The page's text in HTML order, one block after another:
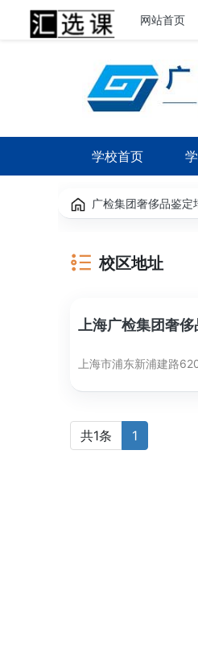
网站首页
学校首页
广检集团奢侈品鉴定
校区地址
上海广检集团奢
上海市浦东新浦建路
共1条 1